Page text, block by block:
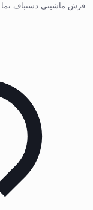
فرش ماشینی دستباف نما